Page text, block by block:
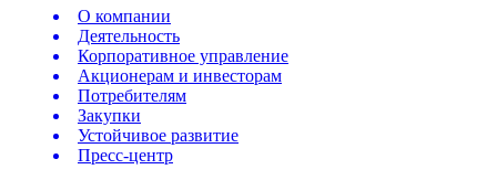
О компании
Деятельность
Корпоративное управление
Акционерам и инвесторам
Потребителям
Закупки
Устойчивое развитие
Пресс-центр